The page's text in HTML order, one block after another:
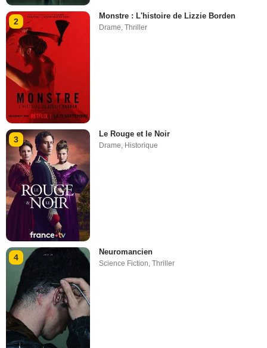
2
Monstre : L'histoire de Lizzie Borden
Drame ,Thriller
3
Le Rouge et le Noir
Drame, Historique
4
Neuromancien
Science Fiction,Thriller